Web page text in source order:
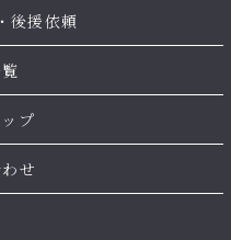
後援依頼
プ
せ